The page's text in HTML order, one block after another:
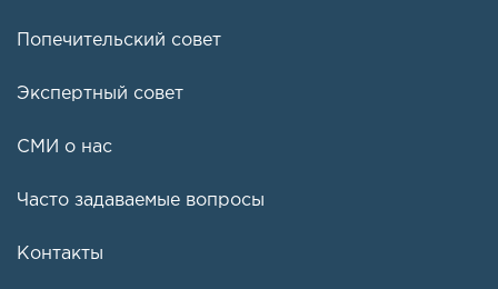
Попечительский совет
Экспертный совет
СМИ о нас
Часто задаваемые вопросы
Контакты